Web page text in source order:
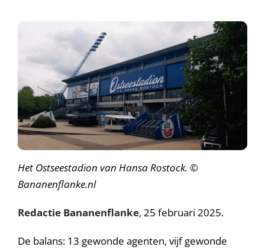
Het Ostseestadion van Hansa Rostock. ©
Bananenflanke.nl
Redactie Bananenflanke, 25 februari 2025.
De balans: 13 gewonde agenten, vijf gewonde